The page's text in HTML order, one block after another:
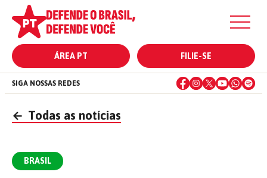
ÁREA PT FILIE-SE
SIGA NOSSAS REDES
← Todas as notícias
BRASIL